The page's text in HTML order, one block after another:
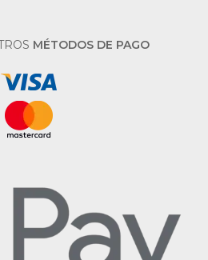
MÉTODOS DE PAGO